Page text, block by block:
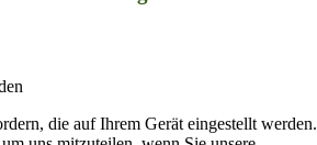
die auf Ihrem Gerät eingestellt werden.